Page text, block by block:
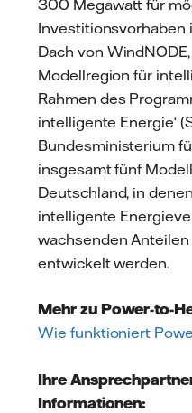
300 Megawatt für
Investitionsvorhaben
Dach von
Modellregion für
Rahmen des
intelligente Energie‘
Bundesministerium
insgesamt fünf
Deutschland, in
intelligente
wachsenden
entwickelt werden.
Mehr zu Power-to-
Wie funktioniert
Ihre
Informationen: